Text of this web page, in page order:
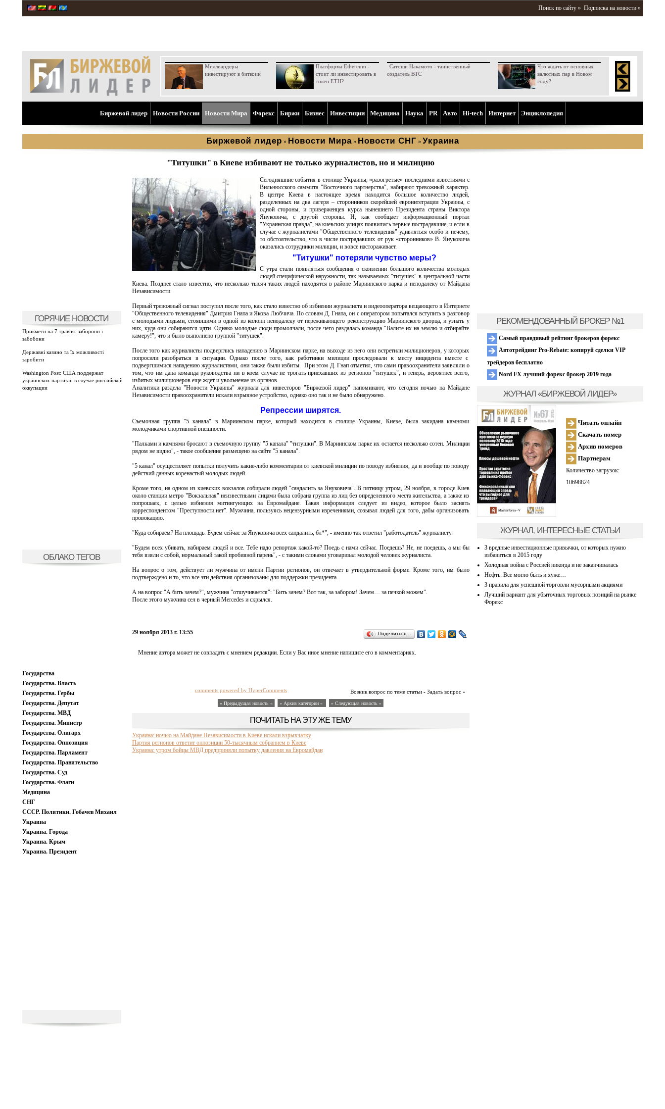
Поиск по сайту » Подписка на новости »
Миллиардеры
инвестируют в биткоин
Платформа Ethereum -
стоит ли инвестировать в
токен ETH?
Сатоши Накамото - таинственный
создатель BTC
Что ждать от основных
валютных пар в Новом
году?
Биржевой лидер Новости России Новости Мира Форекс Биржи Бизнес Инвестиции Медицина Наука PR Aвто Hi-tech Интернет Энциклопедия
Биржевой лидер » Новости Мира » Новости СНГ » Украина
ГОРЯЧИЕ НОВОСТИ
Прикмети на 7 травня: заборони і
забобони
Державні казино та їх можливості
заробити
Washington Post: США поддержат
украинских партизан в случае российской
оккупации
ОБЛАКО ТЕГОВ
Государства
Государства. Власть
Государства. Гербы
Государства. Депутат
Государства. МВД
Государства. Министр
Государства. Олигарх
Государства. Оппозиция
Государства. Парламент
Государства. Правительство
Государства. Суд
Государства. Флаги
Медицина
СНГ
СССР. Политики. Гобачев Михаил
Украина
Украина. Города
Украина. Крым
Украина. Президент
"Титушки" в Киеве избивают не только журналистов, но и милицию
Сегодняшние события в столице Украины, «разогретые» последними известиями с
Вильнюсского саммита "Восточного партнерства", набирают тревожный характер.
В центре Киева в настоящее время находится большое количество людей,
разделенных на два лагеря – сторонников скорейшей евроинтеграции Украины, с
одной стороны, и приверженцев курса нынешнего Президента страны Виктора
Януковича, с другой стороны. И, как сообщает информационный портал
"Украинская правда", на киевских улицах появились первые пострадавшие, и если в
случае с журналистами "Общественного телевидения" удивляться особо и нечему,
то обстоятельство, что в числе пострадавших от рук «сторонников» В. Януковича
оказались сотрудники милиции, и вовсе настораживает.
"Титушки" потеряли чувство меры?
С утра стали появляться сообщения о скоплении большого количества молодых
людей специфической наружности, так называемых "титушек" в центральной части
Киева. Позднее стало известно, что несколько тысяч таких людей находятся в районе Мариинского парка и неподалеку от Майдана
Независимости.
Первый тревожный сигнал поступил после того, как стало известно об избиении журналиста и видеооператора вещающего в Интернете
"Общественного телевидения" Дмитрия Гнапа и Якова Любчича. По словам Д. Гнапа, он с оператором попытался вступить в разговор
с молодыми людьми, стоявшими в одной из колонн неподалеку от переживающего реконструкцию Мариинского дворца, и узнать у
них, куда они собираются идти. Однако молодые люди промолчали, после чего раздалась команда "Валите их на землю и отбирайте
камеру!", что и было выполнено группой "титушек".
После того как журналисты подверглись нападению в Мариинском парке, на выходе из него они встретили милиционеров, у которых
попросили разобраться в ситуации. Однако после того, как работники милиции проследовали к месту инцидента вместе с
подвергшимися нападению журналистами, они также были избиты. При этом Д. Гнап отметил, что сами правоохранители заявляли о
том, что им дана команда руководства ни в коем случае не трогать приехавших из регионов "титушек", и теперь, вероятнее всего,
избитых милиционеров еще ждет и увольнение из органов.
Аналитики раздела "Новости Украины" журнала для инвесторов "Биржевой лидер" напоминают, что сегодня ночью на Майдане
Независимости правоохранители искали взрывное устройство, однако оно так и не было обнаружено.
Репрессии ширятся.
Съемочная группа "5 канала" в Мариинском парке, который находится в столице Украины, Киеве, была закидана камнями
молодчиками спортивной внешности.
"Палками и камнями бросают в съемочную группу "5 канала" "титушки". В Мариинском парке их остается несколько сотен. Милиции
рядом не видно", - такое сообщение размещено на сайте "5 канала".
"5 канал" осуществляет попытки получить какие-либо комментарии от киевской милиции по поводу избиения, да и вообще по поводу
действий данных коренастый молодых людей.
Кроме того, на одном из киевских вокзалов собирали людей "сандалить за Януковича". В пятницу утром, 29 ноября, в городе Киев
около станции метро "Вокзальная" неизвестными лицами была собрана группа из лиц без определенного места жительства, а также из
попрошаек, с целью избиения митингующих на Евромайдане. Такая информация следует из видео, которое было заснять
корреспондентом "Преступности.нет". Мужчина, пользуясь нецензурными изречениями, созывал людей для того, дабы организовать
провокацию.
"Куда собираем? На площадь. Будем сейчас за Януковича всех сандалить, бл*", - именно так ответил "работодатель" журналисту.
"Будем всех убивать, набираем людей и все. Тебе надо репортаж какой-то? Поедь с нами сейчас. Поедешь? Не, не поедешь, а мы бы
тебя взяли с собой, нормальный такой пробивной парень", - с такими словами уговаривал молодой человек журналиста.
На вопрос о том, действует ли мужчина от имени Партии регионов, он отвечает в утвердительной форме. Кроме того, им было
подтверждено и то, что все эти действия организованы для поддержки президента.
А на вопрос "А бить зачем?", мужчина "отшучивается": "Бить зачем? Вот так, за забором! Зачем… за печкой можем".
После этого мужчина сел в черный Mercedes и скрылся.
29 ноября 2013 г. 13:55 Поделиться…
Мнение автора может не совпадать с мнением редакции. Если у Вас иное мнение напишите его в комментариях.
Возник вопрос по теме статьи - Задать вопрос »
comments powered by HyperComments
« Предыдущая новость « » Архив категории « » Следующая новость »
ПОЧИТАТЬ НА ЭТУ ЖЕ ТЕМУ
Украина: ночью на Майдане Независимости в Киеве искали взрывчатку
Партия регионов ответит оппозиции 50-тысячным собранием в Киеве
Украина: утром бойцы МВД предприняли попытку давления на Евромайдан
РЕКОМЕНДОВАННЫЙ БРОКЕР №1
Самый правдивый рейтинг брокеров форекс
Автотрейдинг Pro-Rebate: копируй сделки VIP
трейдеров бесплатно
Nord FX лучший форекс брокер 2019 года
ЖУРНАЛ «БИРЖЕВОЙ ЛИДЕР»
Читать онлайн
Скачать номер
Архив номеров
Партнерам
Количество загрузок:
10698824
ЖУРНАЛ, ИНТЕРЕСНЫЕ СТАТЬИ
3 вредные инвестиционные привычки, от которых нужно
избавиться в 2015 году
Холодная война с Россией никогда и не заканчивалась
Нефть: Все могло быть и хуже…
3 правила для успешной торговли мусорными акциями
Лучший вариант для убыточных торговых позиций на рынке
Форекс